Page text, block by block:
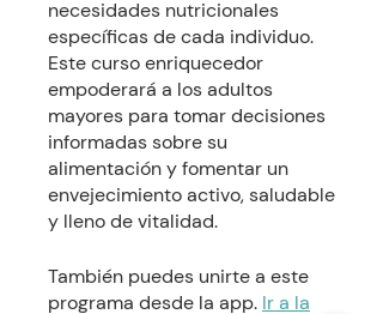
necesidades nutricionales
específicas de cada individuo.
Este curso enriquecedor
empoderará a los adultos
mayores para tomar decisiones
informadas sobre su
alimentación y fomentar un
envejecimiento activo, saludable
También puedes unirte a este
programa desde la app. Ir a la